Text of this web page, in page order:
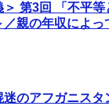
＞ 第3回 「不平
親の年収によ
のアフガニスタ